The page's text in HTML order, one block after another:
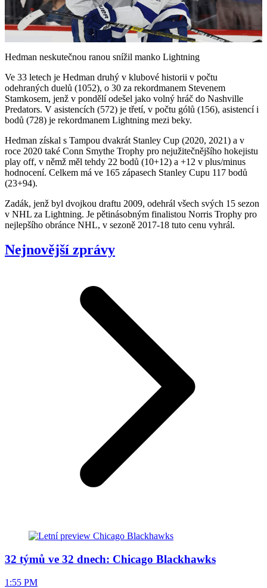
Video
Hedman neskutečnou ranou snížil manko Lightning
Ve 33 letech je Hedman druhý v klubové historii v počtu
odehraných duelů (1052), o 30 za rekordmanem Stevenem
Stamkosem, jenž v pondělí odešel jako volný hráč do Nashville
Predators. V asistencích (572) je třetí, v počtu gólů (156), asistencí i
bodů (728) je rekordmanem Lightning mezi beky.
Hedman získal s Tampou dvakrát Stanley Cup (2020, 2021) a v
roce 2020 také Conn Smythe Trophy pro nejužitečnějšího hokejistu
play off, v němž měl tehdy 22 bodů (10+12) a +12 v plus/minus
hodnocení. Celkem má ve 165 zápasech Stanley Cupu 117 bodů
(23+94).
Zadák, jenž byl dvojkou draftu 2009, odehrál všech svých 15 sezon
v NHL za Lightning. Je pětinásobným finalistou Norris Trophy pro
nejlepšího obránce NHL, v sezoně 2017-18 tuto cenu vyhrál.
Nejnovější zprávy
32 týmů ve 32 dnech: Chicago Blackhawks
1:55 PM